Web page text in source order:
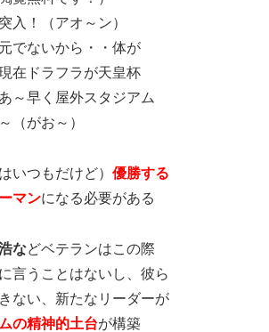
入！（アオ～ン）
でないから・・体が
在ドラフラが天皇杯
～早く屋外スタジアム
（がお～）
いつもだけど） 優勝する
マンになる必要がある
などベテランはこの際
言うことはないし、彼ら
ない、新たなリーダーが
の精神的土台が構築